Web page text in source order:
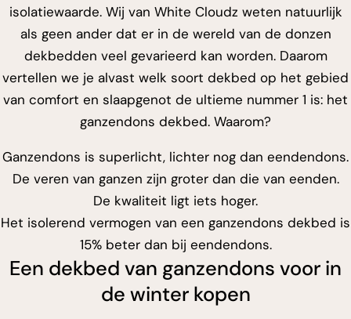
isolatiewaarde. Wij van White Cloudz weten natuurlijk
als geen ander dat er in de wereld van de donzen
dekbedden veel gevarieerd kan worden. Daarom
vertellen we je alvast welk soort dekbed op het gebied
van comfort en slaapgenot de ultieme nummer 1 is: het
ganzendons dekbed. Waarom?
Ganzendons is superlicht, lichter nog dan eendendons.
De veren van ganzen zijn groter dan die van eenden.
De kwaliteit ligt iets hoger.
Het isolerend vermogen van een ganzendons dekbed is
15% beter dan bij eendendons.
Een dekbed van ganzendons voor in
de winter kopen